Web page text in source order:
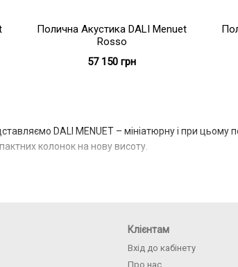
DALI MENUET – мініатюрну і при цьому
колонок на нову висоту.
Полична Акустика DALI Menuet
Rosso
57 150 грн
Клієнтам
Вхід до кабінету
Про нас